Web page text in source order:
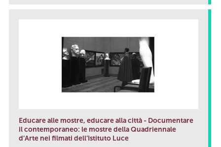
Educare alle mostre, educare alla città - Documentare
il contemporaneo: le mostre della Quadriennale
d’Arte nei filmati dell’Istituto Luce